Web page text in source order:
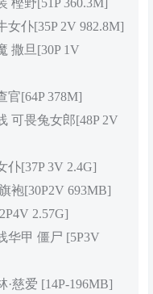
仆[35P 2V 982.8M]
撒旦[30P 1V
官[64P 378M]
可畏兔女郎[48P 2V
仆[37P 3V 2.4G]
袍[30P2V 693MB]
2.57G]
华甲 僵尸 [5P3V
慈爱 [14P-196MB]